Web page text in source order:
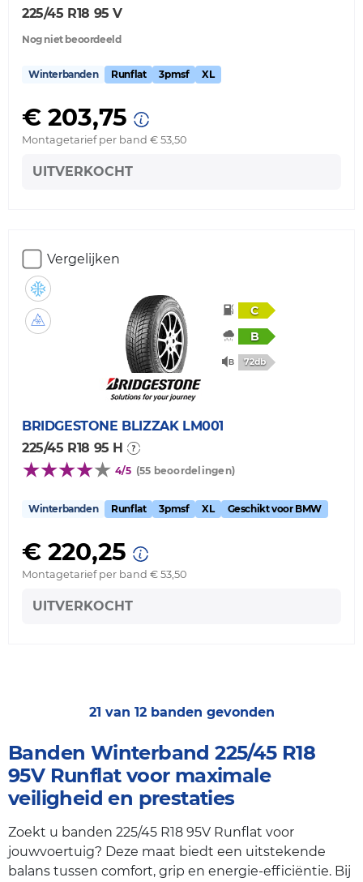
225/45 R18 95 V
Nog niet beoordeeld
Winterbanden Runflat 3pmsf XL
€ 203,75
Montagetarief per band € 53,50
UITVERKOCHT
Vergelijken
C
B
72db
BRIDGESTONE BLIZZAK LM001
225/45 R18 95 H
4/5 (55 beoordelingen)
Winterbanden Runflat 3pmsf XL Geschikt voor BMW
€ 220,25
Montagetarief per band € 53,50
UITVERKOCHT
21 van 12 banden gevonden
Banden Winterband 225/45 R18
95V Runflat voor maximale
veiligheid en prestaties
Zoekt u banden 225/45 R18 95V Runflat voor
jouwvoertuig? Deze maat biedt een uitstekende
balans tussen comfort, grip en energie-efficiëntie. Bij